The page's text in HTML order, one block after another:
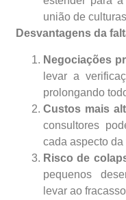
união de
Desvantagens da
Negociações
levar a
prolongando
Custos mais
consultores
cada aspecto da
Risco de
pequenos
levar ao